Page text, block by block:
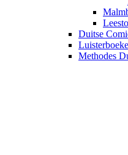
Duitse
Methodes